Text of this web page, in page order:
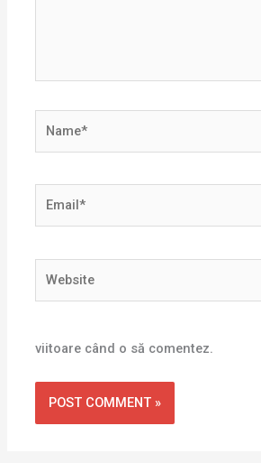
viitoare când o să comentez.